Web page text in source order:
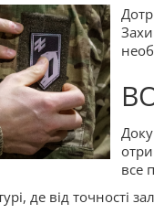
все
де від точності